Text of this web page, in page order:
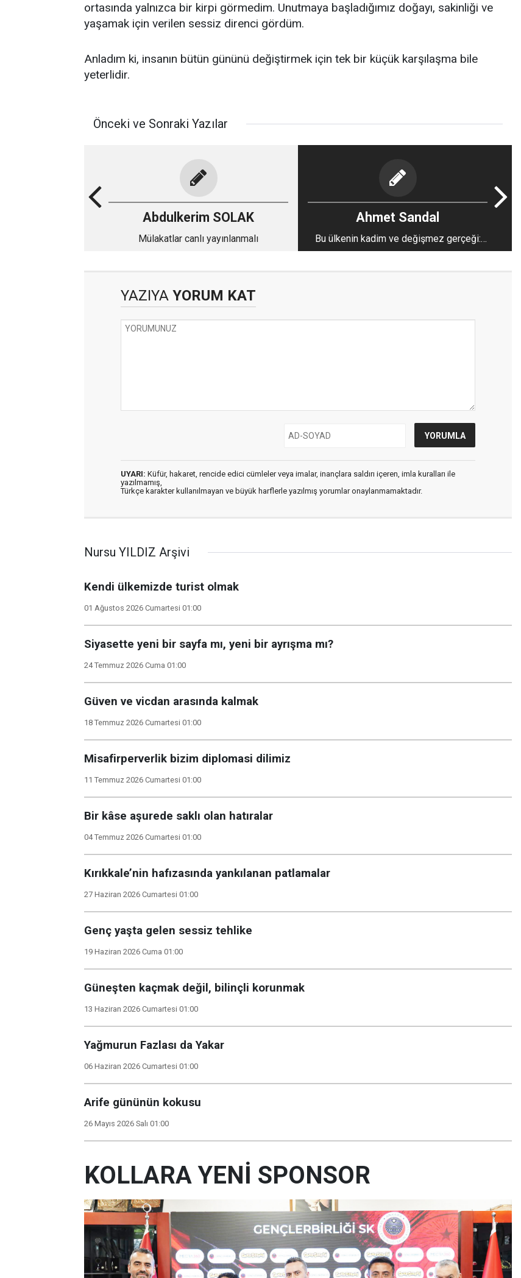
ortasında yalnızca bir kirpi görmedim. Unutmaya başladığımız doğayı, sakinliği ve
yaşamak için verilen sessiz direnci gördüm.
Anladım ki, insanın bütün gününü değiştirmek için tek bir küçük karşılaşma bile
yeterlidir.
Önceki ve Sonraki Yazılar
Abdulkerim SOLAK
Mülakatlar canlı yayınlanmalı
Ahmet Sandal
Bu ülkenin kadim ve değişmez gerçeği:
Deprem
YAZIYA YORUM KAT
UYARI: Küfür, hakaret, rencide edici cümleler veya imalar, inançlara saldırı içeren, imla kuralları ile
yazılmamış,
Türkçe karakter kullanılmayan ve büyük harflerle yazılmış yorumlar onaylanmamaktadır.
Nursu YILDIZ Arşivi
Kendi ülkemizde turist olmak
01 Ağustos 2026 Cumartesi 01:00
Siyasette yeni bir sayfa mı, yeni bir ayrışma mı?
24 Temmuz 2026 Cuma 01:00
Güven ve vicdan arasında kalmak
18 Temmuz 2026 Cumartesi 01:00
Misafirperverlik bizim diplomasi dilimiz
11 Temmuz 2026 Cumartesi 01:00
Bir kâse aşurede saklı olan hatıralar
04 Temmuz 2026 Cumartesi 01:00
Kırıkkale’nin hafızasında yankılanan patlamalar
27 Haziran 2026 Cumartesi 01:00
Genç yaşta gelen sessiz tehlike
19 Haziran 2026 Cuma 01:00
Güneşten kaçmak değil, bilinçli korunmak
13 Haziran 2026 Cumartesi 01:00
Yağmurun Fazlası da Yakar
06 Haziran 2026 Cumartesi 01:00
Arife gününün kokusu
26 Mayıs 2026 Salı 01:00
KOLLARA YENİ SPONSOR